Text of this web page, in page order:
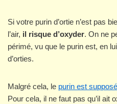
Si votre purin d’ortie n’est pas
l’air, il risque d’oxyder. On ne
périmé, vu que le purin est, en
d’orties.
Malgré cela, le purin est
Pour cela, il ne faut pas qu’il ait